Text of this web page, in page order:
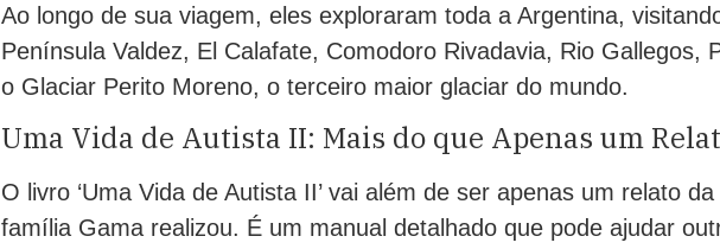
Ao longo de sua viagem, eles exploraram toda a Argentina,
Península Valdez, El Calafate, Comodoro Rivadavia, Rio Gallegos,
o Glaciar Perito Moreno, o terceiro maior glaciar do mundo.
Uma Vida de Autista II: Mais do que Apenas um
O livro ‘Uma Vida de Autista II’ vai além de ser apenas um relato
família Gama realizou. É um manual detalhado que pode ajudar